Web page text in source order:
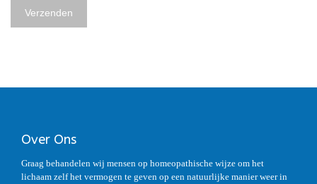
Over Ons
Graag behandelen wij mensen op homeopathische wijze om het
lichaam zelf het vermogen te geven op een natuurlijke manier weer in